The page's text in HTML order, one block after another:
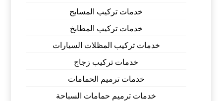
خدمات تركيب المسابح
خدمات تركيب المطابخ
خدمات تركيب المظلات السيارات
خدمات تركيب زجاج
خدمات ترميم الحمامات
خدمات ترميم حمامات السباحة